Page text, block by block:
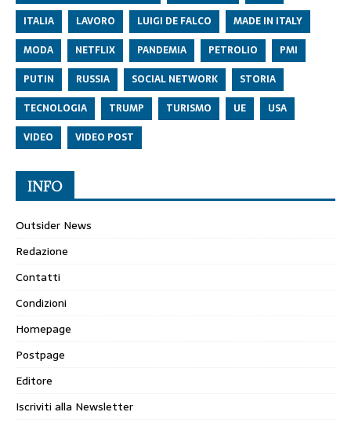
ITALIA
LAVORO LUIGI DE FALCO
MADE IN ITALY
MODA
NETFLIX PANDEMIA PETROLIO
PMI
PUTIN
RUSSIA SOCIAL NETWORK
STORIA
TECNOLOGIA
TRUMP TURISMO UE
USA
VIDEO
VIDEO POST
INFO
Outsider News
Redazione
Contatti
Condizioni
Homepage
Postpage
Editore
Iscriviti alla Newsletter